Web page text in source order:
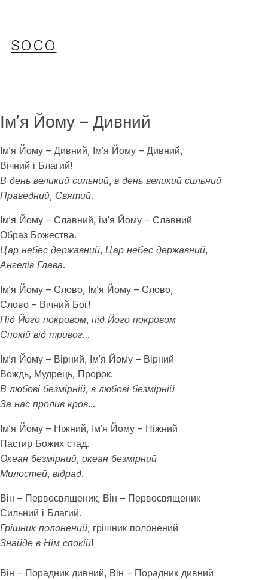
SOCO
Імʼя Йому – Дивний
Ім’я Йому – Дивний, Ім’я Йому – Дивний,
Вічний і Благий!
В день великий сильний, в день великий сильний
Праведний, Святий.
Ім’я Йому – Славний, ім’я Йому – Славний
Образ Божества.
Цар небес державний, Цар небес державний,
Ангелів Глава.
Ім’я Йому – Слово, Ім’я Йому – Слово,
Слово – Вічний Бог!
Під Його покровом, під Його покровом
Спокій від тривог…
Ім’я Йому – Вірний, Ім’я Йому – Вірний
Вождь, Мудрець, Пророк.
В любові безмірній, в любові безмірній
За нас пролив кров…
Ім’я Йому – Ніжний, Ім’я Йому – Ніжний
Пастир Божих стад.
Океан безмірний, океан безмірний
Милостей, відрад.
Він – Первосвященик, Він – Первосвященик
Сильний і Благий.
Грішник полонений, грішник полонений
Знайде в Нім спокій!
Він – Порадник дивний, Він – Порадник дивний